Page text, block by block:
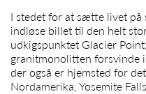
I stedet for at sætte livet på
indløse billet til den helt
udkigspunktet Glacier
granitmonolitten forsvinde i
der også er hjemsted for
Nordamerika, Yosemite Falls.